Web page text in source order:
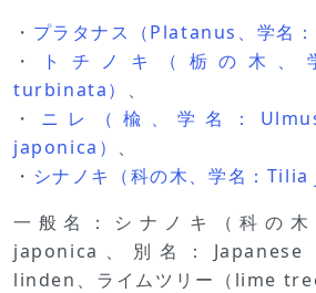
・ プラタナス（Platanus、学名
・
トチノキ（栃の木、
turbinata） 、
・ ニレ（楡、学名：
japonica） 、
・ シナノキ（科の木、学名：Tilia
一般名：シナノキ（科の
japonica、別名：Japanese
linden、ライムツリー（lime